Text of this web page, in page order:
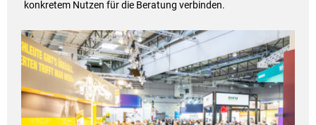
konkretem Nutzen für die Beratung verbinden.